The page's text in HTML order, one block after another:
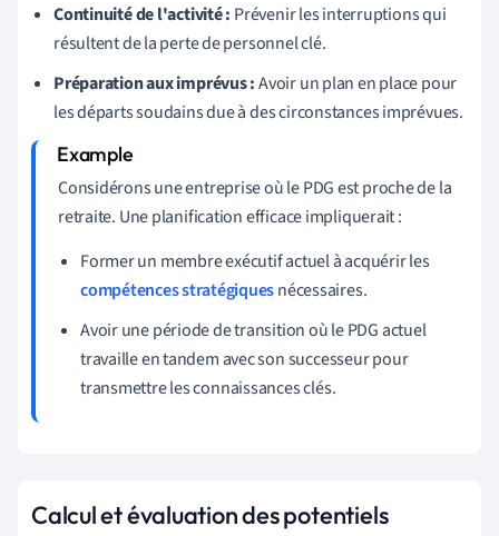
Continuité de l'activité : Prévenir les interruptions qui
résultent de la perte de personnel clé.
Préparation aux imprévus :Avoir un plan en place pour
les départs soudains due à des circonstances imprévues.
Considérons une entreprise où le PDG est proche de la
retraite. Une planification efficace impliquerait :
Former un membre exécutif actuel à acquérir les
compétences stratégiquesnécessaires.
Avoir une période de transition où le PDG actuel
travaille en tandem avec son successeur pour
transmettre les connaissances clés.
Calcul et évaluation des potentiels